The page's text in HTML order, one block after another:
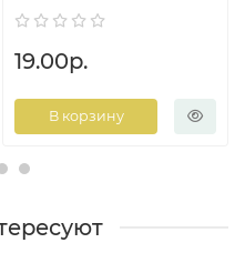
19.00р.
В корзину